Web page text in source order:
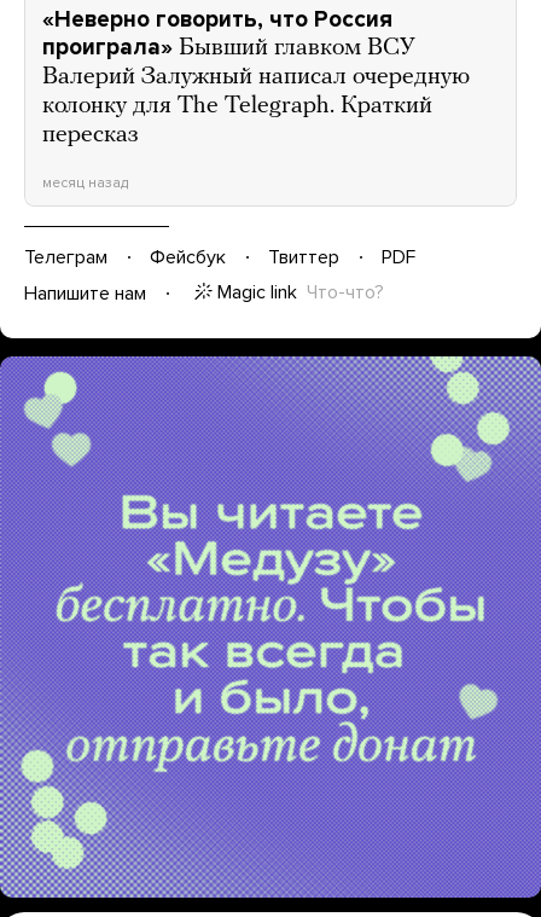
«Неверно говорить, что Россия
проиграла» Бывший главком ВСУ
Валерий Залужный написал очередную
колонку для The Telegraph. Краткий
пересказ
месяц назад
Телеграм Фейсбук Твиттер
PDF
Напишите нам
Magic link Что-что?